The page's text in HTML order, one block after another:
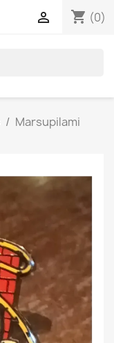
shopping_cart (0)

Marsupilami